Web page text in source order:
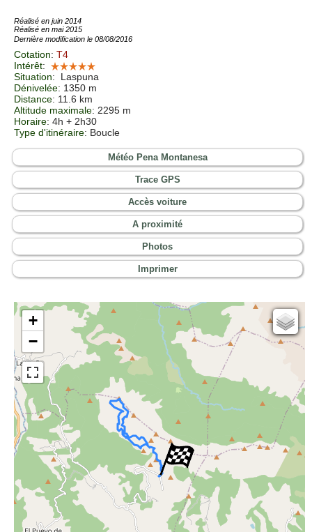
Réalisé en juin 2014
Réalisé en mai 2015
Dernière modification le 08/08/2016
Cotation: T4
Intérêt:
Situation:
Laspuna
Dénivelée: 1350 m
Distance: 11.6 km
Altitude maximale: 2295 m
Horaire: 4h + 2h30
Type d'itinéraire: Boucle
Météo Pena Montanesa
Trace GPS
Accès voiture
A proximité
Photos
Imprimer
+
−
Cartes IGN
Open Topo Map
Open Street Map
ESRI Word Imagery
Photographies aériennes